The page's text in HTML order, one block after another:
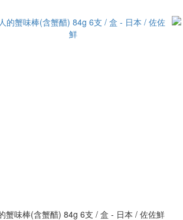
蟹味棒(含蟹醋) 84g 6支 / 盒 - 日本 / 佐佐鮮